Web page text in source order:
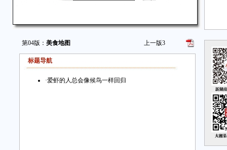
第04版： 美食地图 上一版3
标题导航
·爱虾的人总会像候鸟一样回归